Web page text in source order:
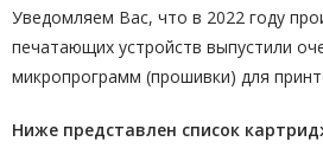
Уведомляем Вас, что в 2022 году
печатающих устройств выпустили
микропрограмм (прошивки) для
Ниже представлен список